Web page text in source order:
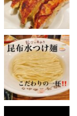
...
15 0
こんにちは♪餃子のあか
りです🥟
お待たせしましたー‼️
...
23 0